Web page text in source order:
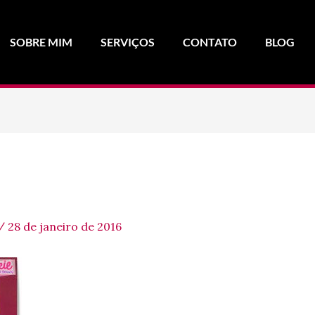
SOBRE MIM SERVIÇOS CONTATO BLOG
/ 28 de janeiro de 2016